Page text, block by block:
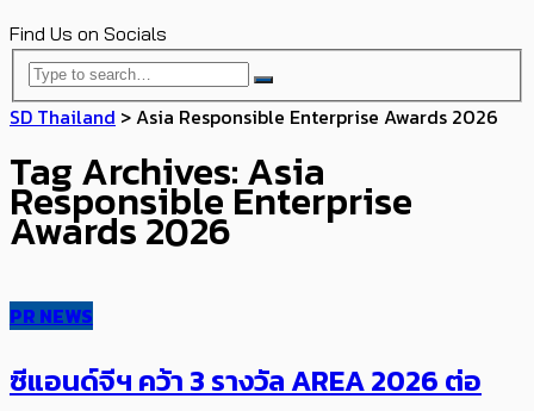
Find Us on Socials
SD Thailand >Asia Responsible Enterprise Awards 2026
Tag Archives: Asia
Responsible Enterprise
Awards 2026
PR NEWS
ซีแอนด์จีฯ คว้า 3 รางวัล AREA 2026 ต่อ